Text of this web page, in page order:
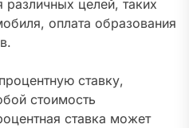
целей, таких
оплата образования
ставку,
стоимость
ставка может